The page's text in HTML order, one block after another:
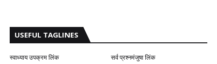
USEFUL TAGLINES
स्वाध्याय उपक्रम लिंक
सर्व प्रश्नमंजुषा लिंक